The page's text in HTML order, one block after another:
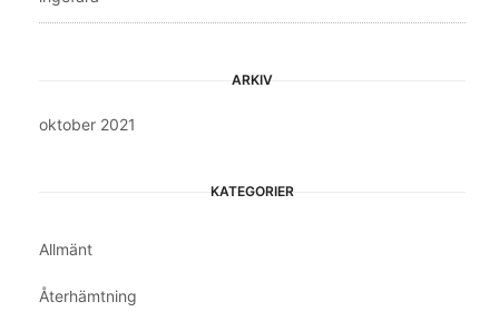
ARKIV
oktober 2021
KATEGORIER
Allmänt
Återhämtning